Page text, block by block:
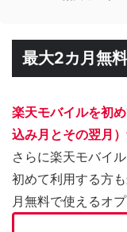
最大2カ月無
楽天モバイルを初
込み月とその翌月
さらに楽天モバイ
初めて利用する方
月無料で使えるオ